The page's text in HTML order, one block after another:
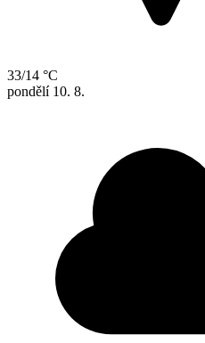
33/14 °C
pondělí 10. 8.